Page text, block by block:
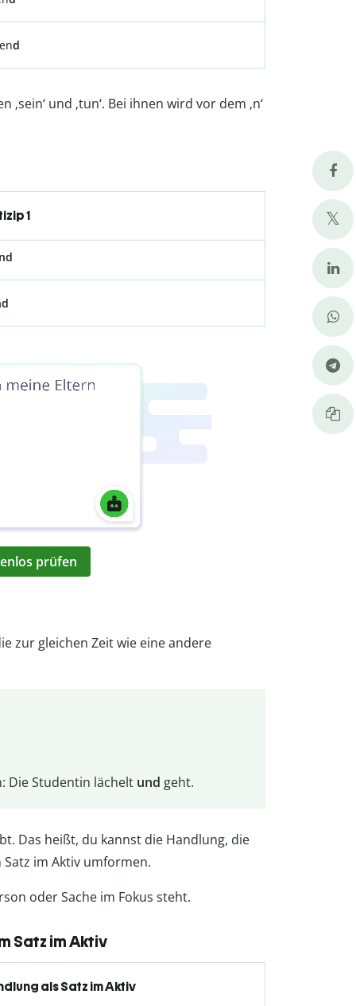
d
und ‚tun‘. Bei ihnen wird vor dem ‚n‘
1
prüfen
zur gleichen Zeit wie eine andere
Die Studentin lächelt und geht.
Das heißt, du kannst die Handlung, die
im Aktiv umformen.
oder Sache im Fokus steht.
Satz im Aktiv
als Satz im Aktiv